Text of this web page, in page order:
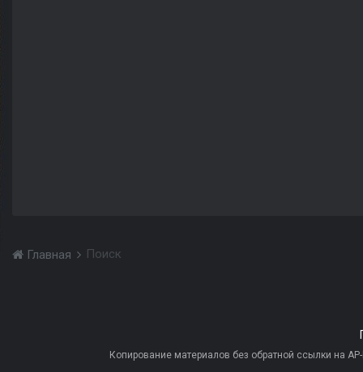
Главная Поиск
Копирование материалов без обратной ссылки на